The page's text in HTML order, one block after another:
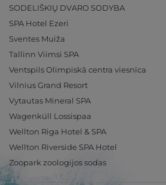
SODELIŠKIŲ DVARO SODYBA
SPA Hotel Ezeri
Sventes Muiža
Tallinn Viimsi SPA
Ventspils Olimpiskā centra viesnīca
Vilnius Grand Resort
Vytautas Mineral SPA
Wagenküll Lossispaa
Wellton Riga Hotel & SPA
Wellton Riverside SPA Hotel
Zoopark zoologijos sodas